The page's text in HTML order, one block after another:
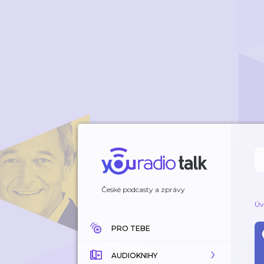
České podcasty a zprávy
PRO TEBE
AUDIOKNIHY